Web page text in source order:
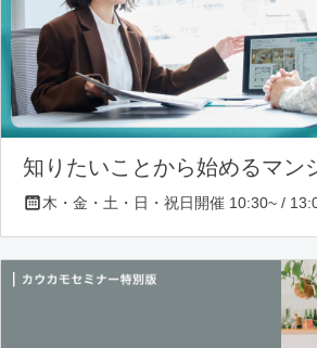
知りたいことから始めるマン